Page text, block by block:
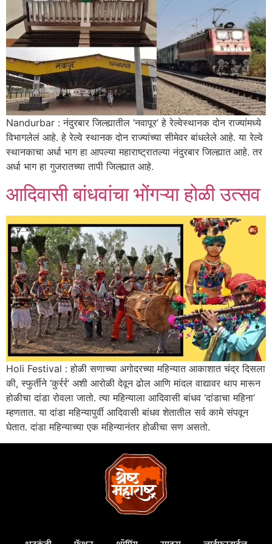
Nandurbar : नंदुरबार जिल्ह्यातील ‘नवापूर’ हे रेल्वेस्थानक दोन राज्यांमध्ये
विभागलेलं आहे. हे रेल्वे स्थानक दोन राज्यांच्या सीमेवर बांधलेले आहे. या रेल्वे
स्थानकाचा अर्धा भाग हा आपल्या महाराष्ट्रातल्या नंदुरबार जिल्ह्यात आहे. तर
अर्धा भाग हा गुजरातच्या तापी जिल्ह्यात आहे.
आदिवासी बांधवांचा भोंगऱ्या होळी उत्सव
Holi Festival : होळी सणाच्या अगोदरच्या महिन्यात आकाशात चंद्र दिसला
की, स्फुर्तीने ‘कुर्रर्र’ अशी आरोळी देवून ढोल आणि मांदल वाद्यावर थाप मारून
होळीचा दांडा रोवला जातो. त्या महिन्याला आदिवासी बांधव ‘दांडाचा महिना’
म्हणतात. या दांडा महिन्यापुर्वी आदिवासी बांधव शेतातील सर्व कामे संपवून
घेतात. दांडा महिन्याच्या एक महिन्यानंतर होळीचा सण असतो.